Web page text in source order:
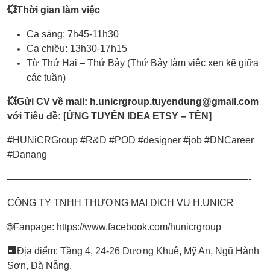
💥Thời gian làm việc
Ca sáng: 7h45-11h30
Ca chiều: 13h30-17h15
Từ Thứ Hai – Thứ Bảy (Thứ Bảy làm việc xen kẽ giữa
các tuần)
💥Gửi CV về mail: h.unicrgroup.tuyendung@gmail.com
với Tiêu đề: [ỨNG TUYỂN IDEA ETSY – TÊN]
#HUNiCRGroup #R&D #POD #designer #job #DNCareer
#Danang
—————————————————————————-
CÔNG TY TNHH THƯƠNG MẠI DỊCH VỤ H.UNICR
🌐Fanpage: https://www.facebook.com/hunicrgroup
🏢Địa điểm: Tầng 4, 24-26 Dương Khuê, Mỹ An, Ngũ Hành
Sơn, Đà Nẵng.